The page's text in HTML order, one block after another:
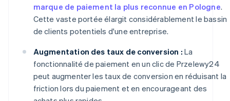
marque de paiement la plus reconnue en Pologne.
Cette vaste portée élargit considérablement le bassin
de clients potentiels d'une entreprise.
Augmentation des taux de conversion : La
fonctionnalité de paiement en un clic de Przelewy24
peut augmenter les taux de conversion en réduisant la
friction lors du paiement et en encourageant des